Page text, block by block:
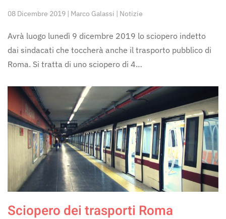
08 Dicembre 2019 | Marco Galassi | Notizie
Avrà luogo lunedì 9 dicembre 2019 lo sciopero indetto
dai sindacati che toccherà anche il trasporto pubblico di
Roma. Si tratta di uno sciopero di 4…
Sciopero dei trasporti Roma